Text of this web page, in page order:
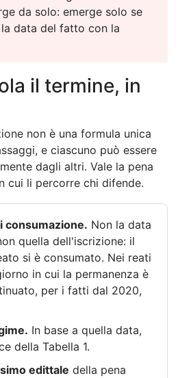
da solo: emerge solo se
data del fatto con la
il termine, in
non è una formula unica
e ciascuno può essere
dagli altri. Vale la pena
cui li percorre chi difende.
consumazione. Non la data
quella dell'iscrizione: il
si è consumato. Nei reati
in cui la permanenza è
per i fatti dal 2020,
In base a quella data,
della Tabella 1.
edittale della pena